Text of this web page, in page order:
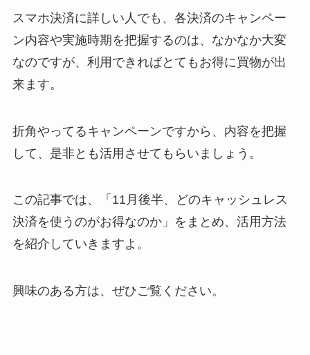
スマホ決済に詳しい人でも、各決済のキャンペー
ン内容や実施時期を把握するのは、なかなか大変
なのですが、 利用できればとてもお得に買物が出
来ます。
折角やってるキャンペーンですから、内容を把握
して、是非とも活用させてもらいましょう。
この記事では、「 11月後半、どのキャッシュレス
決済を使うのがお得なのか」をまとめ、活用方法
を紹介していきますよ。
興味のある方は、ぜひご覧ください。